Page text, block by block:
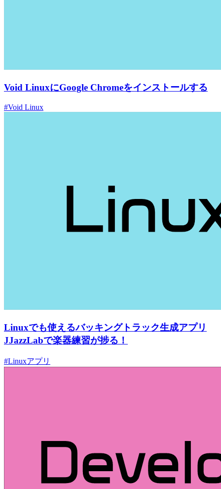
Void LinuxにGoogle Chromeをインストールする
#Void Linux
Linuxでも使えるバッキングトラック生成アプリ
JJazzLabで楽器練習が捗る！
#Linuxアプリ